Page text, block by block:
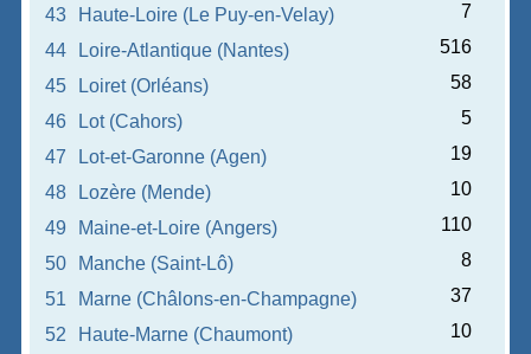
43
Haute-Loire (Le Puy-en-Velay)
7
44
Loire-Atlantique (Nantes)
516
45
Loiret (Orléans)
58
46
Lot (Cahors)
5
47
Lot-et-Garonne (Agen)
19
48
Lozère (Mende)
10
49
Maine-et-Loire (Angers)
110
50
Manche (Saint-Lô)
8
51
Marne (Châlons-en-Champagne)
37
52
Haute-Marne (Chaumont)
10